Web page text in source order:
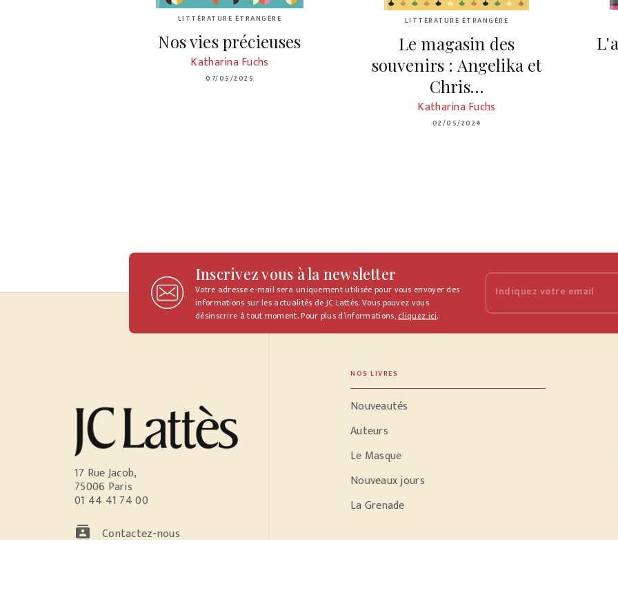
LITTÉRATURE ÉTRANGÈRE
Nos vies précieuses
Katharina Fuchs
07/05/2025
LITTÉRATURE ÉTRANGÈRE
Le magasin des
souvenirs : Angelika et
Chris…
Katharina Fuchs
02/05/2024
Inscrivez vous à la newsletter
Votre adresse e-mail sera uniquement utilisée pour vous envoyer des
informations sur les actualités de JC Lattès. Vous pouvez vous
désinscrire à tout moment. Pour plus d’informations,cliquez ici.
Indiquez votre email
17 Rue Jacob,
75006 Paris
01 44 41 74 00
contacts Contactez-nous
NOS LIVRES
Nouveautés
Auteurs
Le Masque
Nouveaux jours
La Grenade